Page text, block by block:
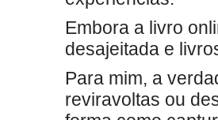
Embora a livro
desajeitada e
Para mim, a
reviravoltas ou